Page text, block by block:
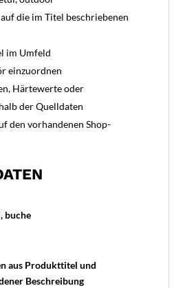
die im Titel beschriebenen
im Umfeld
einzuordnen
Härtewerte oder
der Quelldaten
den vorhandenen Shop-
buche
aus Produkttitel und
Beschreibung